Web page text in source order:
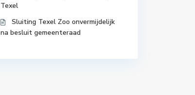
Texel
Sluiting Texel Zoo onvermijdelijk
na besluit gemeenteraad